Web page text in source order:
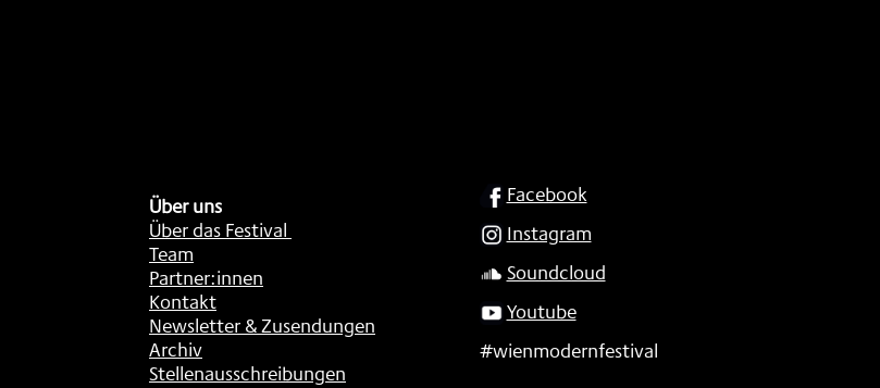
Über uns
Über das Festival
Team
Partner:innen
Kontakt
Newsletter & Zusendungen
Archiv
Stellenausschreibungen
SOCIAL
Facebook
Instagram
Soundcloud
Youtube
#wienmodernfestival